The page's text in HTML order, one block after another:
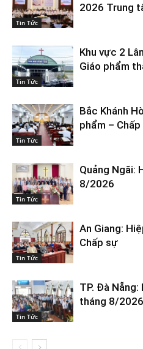
Tin Tức
2026 Trung
Tin Tức
Khu vực 2
Giáo phẩm
Tin Tức
Bắc Khánh
phẩm –
Tin Tức
Quảng Ngãi:
8/2026
Tin Tức
An Giang:
Chấp sự
Tin Tức
TP. Đà Nẵng:
tháng 8/2026